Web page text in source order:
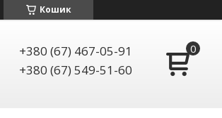
Кошик
+380 (67) 467-05-91
+380 (67) 549-51-60